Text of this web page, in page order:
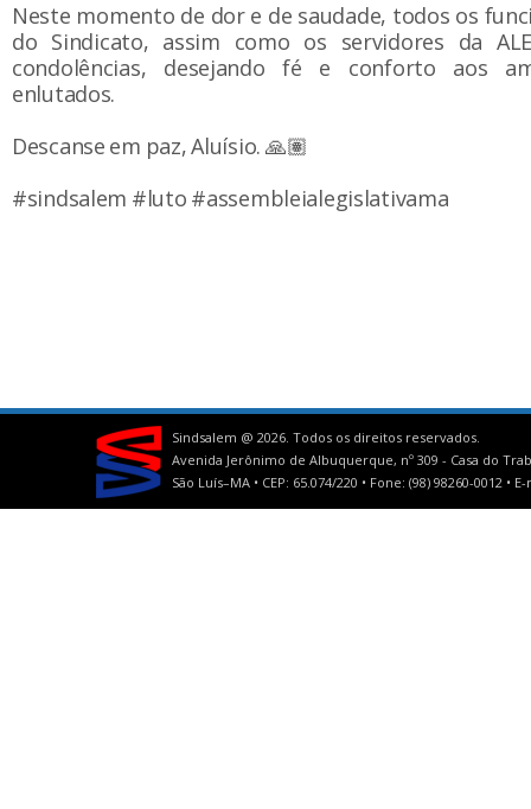
Neste momento de dor e de saudade, todos os
do Sindicato, assim como os servidores da
condolências, desejando fé e conforto aos
enlutados.
Descanse em paz, Aluísio. 🙏🏽
#sindsalem #luto #assembleialegislativama
Sindsalem @ 2026. Todos os direitos reservados.
Avenida Jerônimo de Albuquerque, nº 309 - Casa do
São Luís–MA • CEP: 65.074/220 • Fone: (98) 98260-0012